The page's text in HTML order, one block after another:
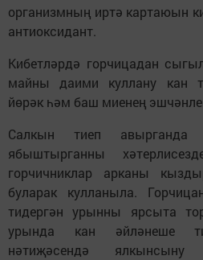
организмның иртә картаюын
антиоксидант.
Кибетләрдә горчицадан
майны даими куллану кан
йөрәк һәм баш миенең
Салкын тиеп авырганда
ябыштырганны
горчичниклар арканы
буларак кулланыла.
тидергән урынны ярсыта
урында кан әйләнеше
нәтиҗәсендә